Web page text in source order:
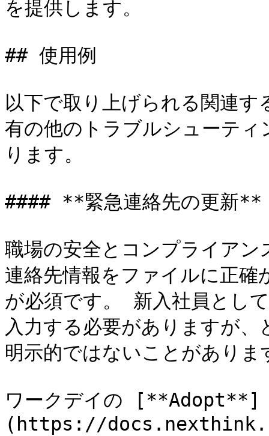
を提供します。
## 使用例
以下で取り上げられる関連
有の他のトラブルシューテ
ります。
#### **緊急連絡先の更新**
職場の安全とコンプライアン
連絡先情報をファイルに正
が必須です。 新入社員とし
入力する必要がありますが
明示的ではないことがありま
ワークデイの [**Adopt**]
(https://